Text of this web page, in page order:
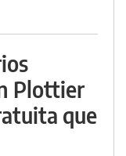
Plottier
que